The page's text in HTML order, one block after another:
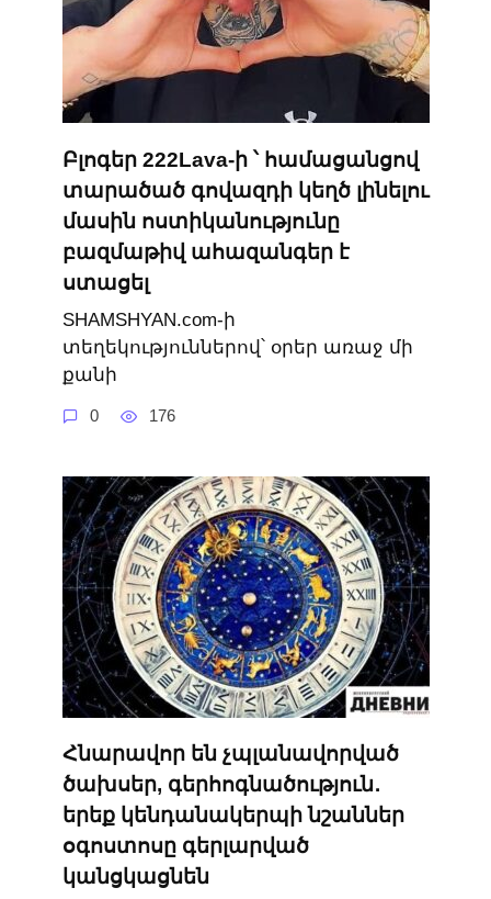
Բլոգեր 222Lava-ի ՝ համացանցով
տարածած գովազդի կեղծ լինելու
մասին ոստիկանությունը
բազմաթիվ ահազանգեր է
ստացել
SHAMSHYAN.com-ի
տեղեկություններով՝ օրեր առաջ մի
քանի
0 176
Հնարավոր են չպլանավորված
ծախսեր, գերհոգնածություն․
երեք կենդանակերպի նշաններ
օգոստոսը գերլարված
կանցկացնեն